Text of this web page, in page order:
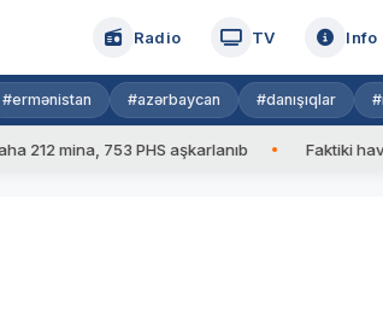
Radio TV Info
#ermənistan #azərbaycan #danışıqlar
753 PHS aşkarlanıb Faktiki hava: 39